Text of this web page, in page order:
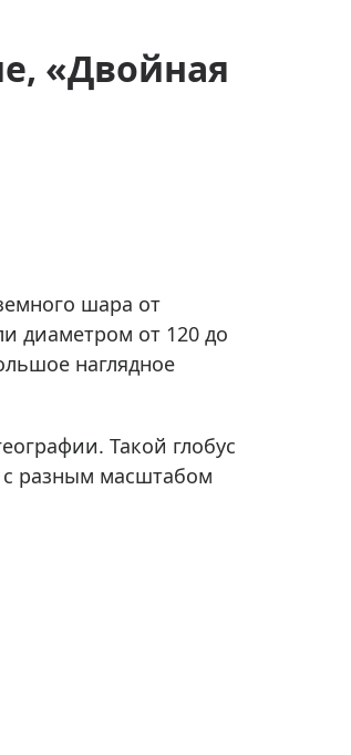
уровни и угломеры
приборы
дальномеры
параметров окружающей
качества воды
«Двойная
шара от
диаметром от 120 до
наглядное
Такой глобус
с разным масштабом